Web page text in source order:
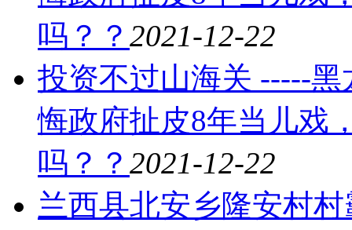
吗？？ 2021-12-22
投资不过山海关 -----
悔政府扯皮8年当儿戏
吗？？ 2021-12-22
兰西县北安乡隆安村